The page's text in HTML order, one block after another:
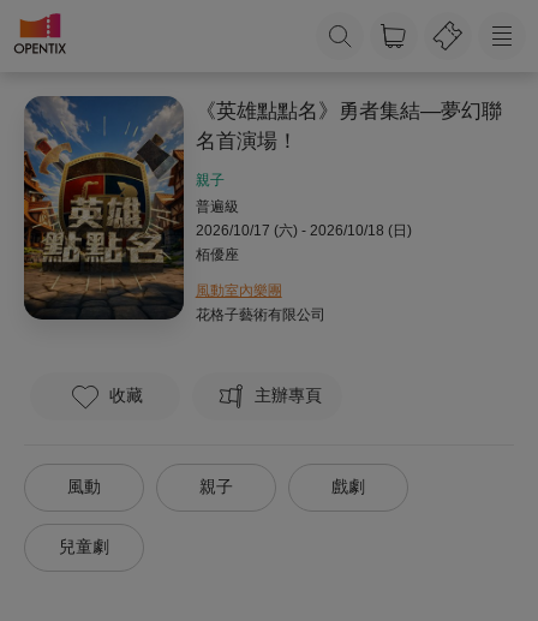
《英雄點點名》勇者集結—夢幻聯
名首演場！
親子
普遍級
2026/10/17 (六) - 2026/10/18 (日)
栢優座
風動室內樂團
花格子藝術有限公司
收藏 主辦專頁
風動 親子 戲劇
兒童劇